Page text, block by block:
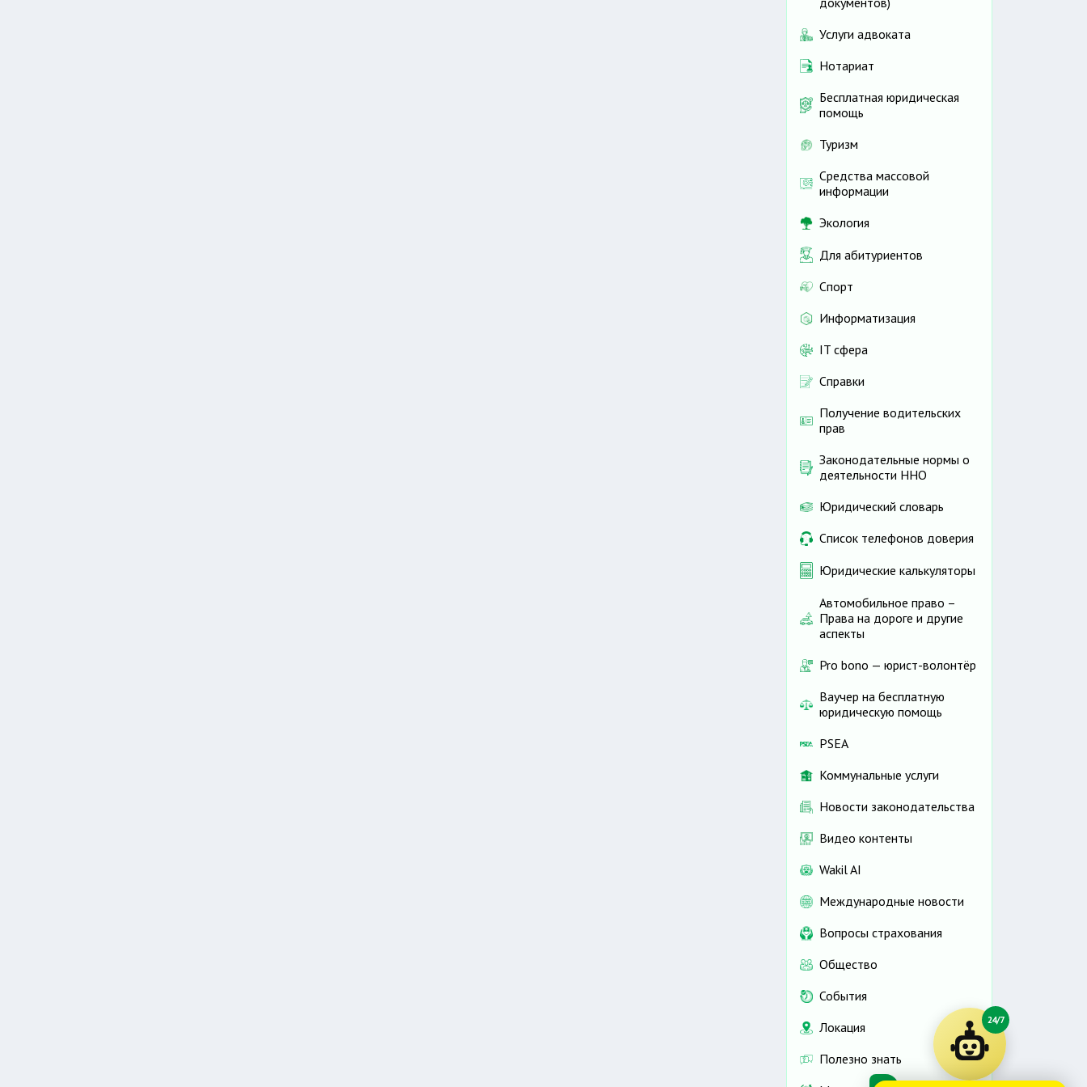
Услуги адвоката
Нотариат
Бесплатная юридическая
помощь
Туризм
Средства массовой
информации
Экология
Для абитуриентов
Спорт
Информатизация
IT сфера
Справки
Получение водительских
прав
Законодательные нормы о
деятельности ННО
Юридический словарь
Список телефонов доверия
Юридические калькуляторы
Автомобильное право –
Права на дороге и другие
аспекты
Pro bono — юрист-волонтёр
Ваучер на бесплатную
юридическую помощь
PSEA
Коммунальные услуги
Новости законодательства
Видео контенты
Wakil AI
Международные новости
Вопросы страхования
Общество
События
Локация
Полезно знать
24/7